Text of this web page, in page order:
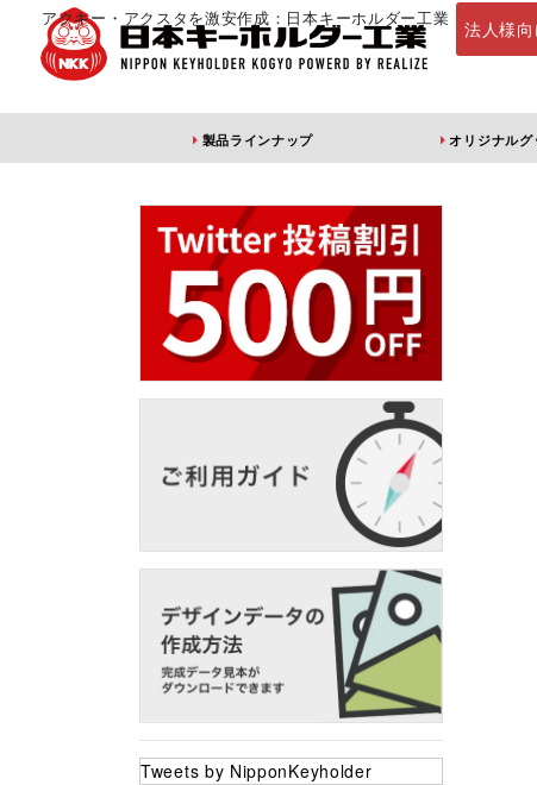
アクキー・アクスタを激安作成：日本キーホルダー工業 法人様
製品ラインナップ オリジナルグ
ダー（片面印刷）
アクリルキーホル
ダー（両面印刷）
フレーム付きアク
アクリル色紙
Tweets by NipponKeyholder